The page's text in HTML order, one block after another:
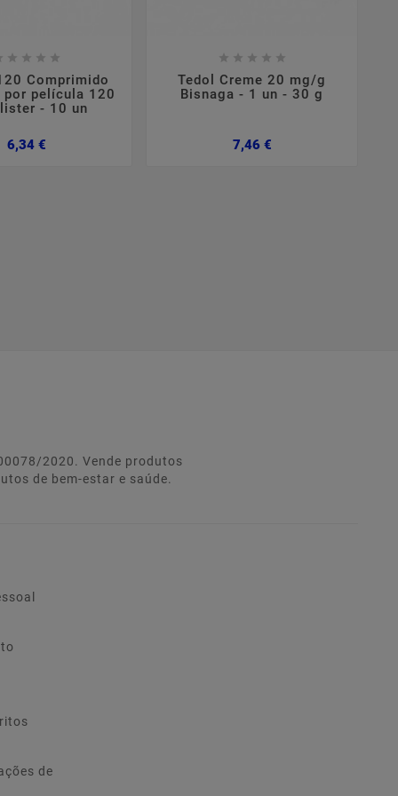
   
Comprimido
por película 120
- 10 un
6,34 €Preço
    
Tedol Creme 20 mg/g
Bisnaga - 1 un - 30 g
7,46 €Preço
2020. Vende produtos
de bem-estar e saúde.
de